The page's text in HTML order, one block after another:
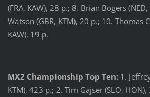
(FRA, KAW), 28 p.; 8. Brian Bogers
Watson (GBR, KTM), 20 p.; 10. Thomas
KAW), 19 p.
MX2 Championship Top Ten: 1.
KTM), 423 p.; 2. Tim Gajser (SLO,